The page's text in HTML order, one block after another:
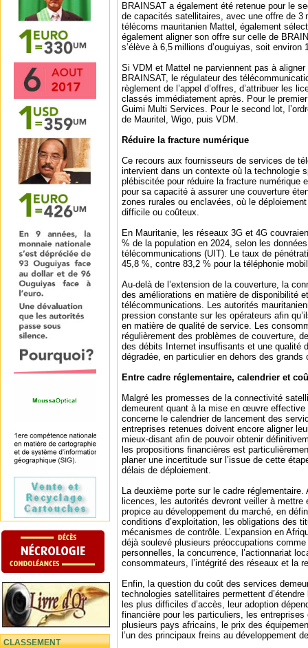
CLASSEMENT
BRAINSAT a également été retenue pour le
de capacités satellitaires, avec une offre de 3
télécoms mauritanien Mattel, également
également aligner son offre sur celle de
s’élève à 6,5 millions d’ouguiyas, soit environ
Si VDM et Mattel ne parviennent pas à
BRAINSAT, le régulateur des
règlement de l’appel d’offres, d’attribuer les
classés immédiatement après. Pour le
Guimi Multi Services. Pour le second lot,
de Mauritel, Wigo, puis VDM.
Réduire la fracture numérique
Ce recours aux fournisseurs de services de
intervient dans un contexte où la technologie
plébiscitée pour réduire la fracture numérique
pour sa capacité à assurer une couverture
zones rurales ou enclavées, où le
difficile ou coûteux.
En Mauritanie, les réseaux 3G et 4G
% de la population en 2024, selon les
télécommunications (UIT). Le taux de
45,8 %, contre 83,2 % pour la téléphonie
Au‑delà de l’extension de la couverture, la
des améliorations en matière de disponibilité
télécommunications. Les autorités
pression constante sur les opérateurs afin
en matière de qualité de service. Les
régulièrement des problèmes de couverture,
des débits Internet insuffisants et une qualité
dégradée, en particulier en dehors des grands
Entre cadre réglementaire, calendrier et
Malgré les promesses de la connectivité
demeurent quant à la mise en œuvre effective
concerne le calendrier de lancement des
entreprises retenues doivent encore aligner
mieux‑disant afin de pouvoir obtenir
les propositions financières est
planer une incertitude sur l’issue de cette
délais de déploiement.
La deuxième porte sur le cadre réglementaire.
licences, les autorités devront veiller à mettre
propice au développement du marché, en
conditions d’exploitation, les obligations des
mécanismes de contrôle. L’expansion en
déjà soulevé plusieurs préoccupations
personnelles, la concurrence, l’actionnariat
consommateurs, l’intégrité des réseaux et la
Enfin, la question du coût des services
technologies satellitaires permettent
les plus difficiles d’accès, leur adoption
financière pour les particuliers, les
plusieurs pays africains, le prix des
l’un des principaux freins au développement